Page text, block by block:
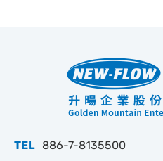
TEL 886-7-8135500